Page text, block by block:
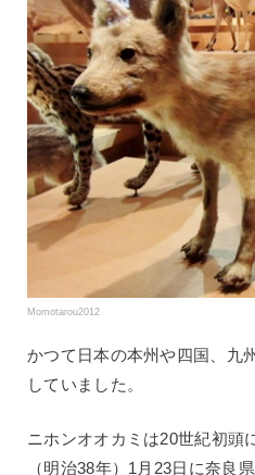
Momotarou2012
かつて日本の本州や四国、九
していました。
ニホンオオカミは20世紀初頭
（明治38年）1月23日に奈良